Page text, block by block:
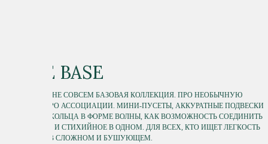
WAVE BASE
БАЗОВАЯ, НО НЕ СОВСЕМ БАЗОВАЯ КОЛЛЕКЦИЯ. ПРО НЕОБЫЧНУЮ
ПРОСТОТУ, ПРО АССОЦИАЦИИ. МИНИ-ПУСЕТЫ, АККУРАТНЫЕ ПОДВЕСКИ
И БРАСЛЕТЫ, КОЛЬЦА В ФОРМЕ ВОЛНЫ, КАК ВОЗМОЖНОСТЬ СОЕДИНИТЬ
ПОСТОЯННОЕ И СТИХИЙНОЕ В ОДНОМ. ДЛЯ ВСЕХ, КТО ИЩЕТ ЛЕГКОСТЬ
И ГИБКОСТЬ В СЛОЖНОМ И БУШУЮЩЕМ.